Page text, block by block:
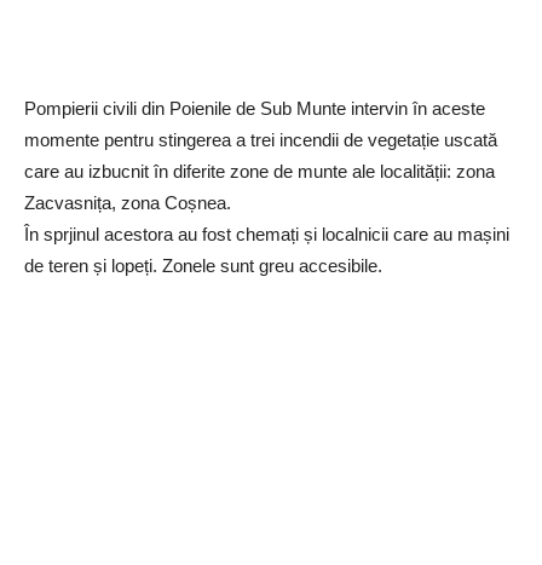
Pompierii civili din Poienile de Sub Munte intervin în aceste
momente pentru stingerea a trei incendii de vegetație uscată
care au izbucnit în diferite zone de munte ale localității: zona
Zacvasnița, zona Coșnea.
În sprjinul acestora au fost chemați și localnicii care au mașini
de teren și lopeți. Zonele sunt greu accesibile.